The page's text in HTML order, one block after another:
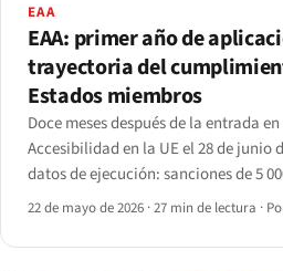
EAA
EAA: primer año de
trayectoria del
Estados miembros
Doce meses después de la entrada
Accesibilidad en la UE el 28 de junio
datos de ejecución: sanciones de 5
en Alemania, cobertura de escaneo
22 de mayo de 2026 ·27 min de lectura ·